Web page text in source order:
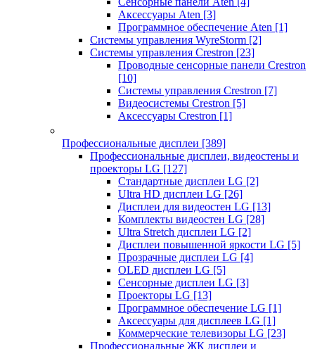
Аксессуары Aten [3]
Программное обеспечение Aten [1]
Системы управления WyreStorm [2]
Системы управления Crestron [23]
Проводные сенсорные панели Crestron
[10]
Системы управления Crestron [7]
Видеосистемы Crestron [5]
Аксессуары Crestron [1]
Профессиональные дисплеи [389]
Профессиональные дисплеи, видеостены и
проекторы LG [127]
Стандартные дисплеи LG [2]
Ultra HD дисплеи LG [26]
Дисплеи для видеостен LG [13]
Комплекты видеостен LG [28]
Ultra Stretch дисплеи LG [2]
Дисплеи повышенной яркости LG [5]
Прозрачные дисплеи LG [4]
OLED дисплеи LG [5]
Сенсорные дисплеи LG [3]
Проекторы LG [13]
Программное обеспечение LG [1]
Аксессуары для дисплеев LG [1]
Коммерческие телевизоры LG [23]
Профессиональные ЖК дисплеи и